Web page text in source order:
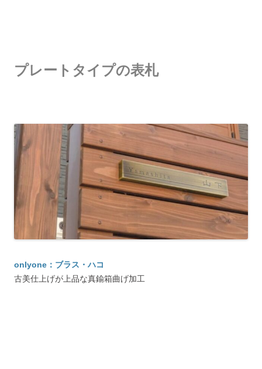
プレートタイプの表札
onlyone：ブラス・ハコ
古美仕上げが上品な真鍮箱曲げ加工